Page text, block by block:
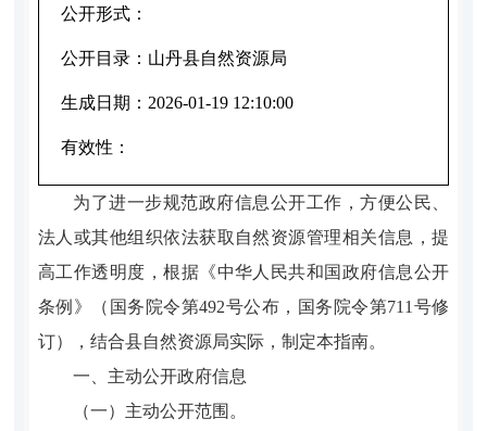
公开形式：
公开目录： 山丹县自然资源局
生成日期： 2026-01-19 12:10:00
有效性：
为了进一步规范政府信息公开工作，方便公民、
法人或其他组织依法获取自然资源管理相关信息，提
高工作透明度，根据《中华人民共和国政府信息公开
条例》（国务院令第492号公布，国务院令第711号修
订），结合县自然资源局实际，制定本指南。
一、主动公开政府信息
（一）主动公开范围。